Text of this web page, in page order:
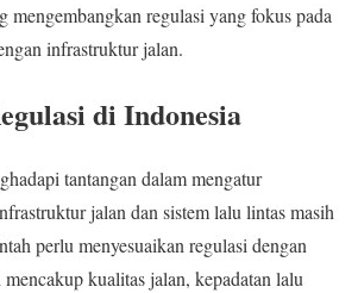
mengembangkan regulasi yang fokus pada
infrastruktur jalan.
di Indonesia
tantangan dalam mengatur
jalan dan sistem lalu lintas masih
perlu menyesuaikan regulasi dengan
kualitas jalan, kepadatan lalu